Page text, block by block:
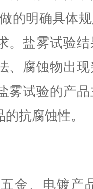
的明确具体
。盐雾试验
、腐蚀物出
雾试验的产
抗腐蚀性。
金、电镀产